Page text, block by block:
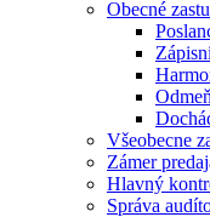
Obecné
Všeobecne
Zámer
Hlavný
Správa